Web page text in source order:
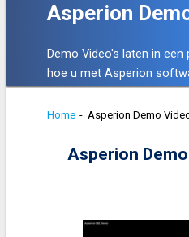
Asperion
Demo Video's laten in een
hoe u met Asperion
Home - Asperion Demo
Asperion